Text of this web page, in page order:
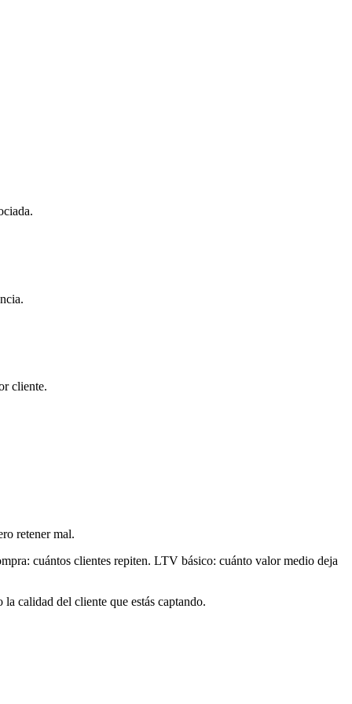
cliente.
retener mal.
cuántos clientes repiten. LTV básico: cuánto valor medio deja
calidad del cliente que estás captando.